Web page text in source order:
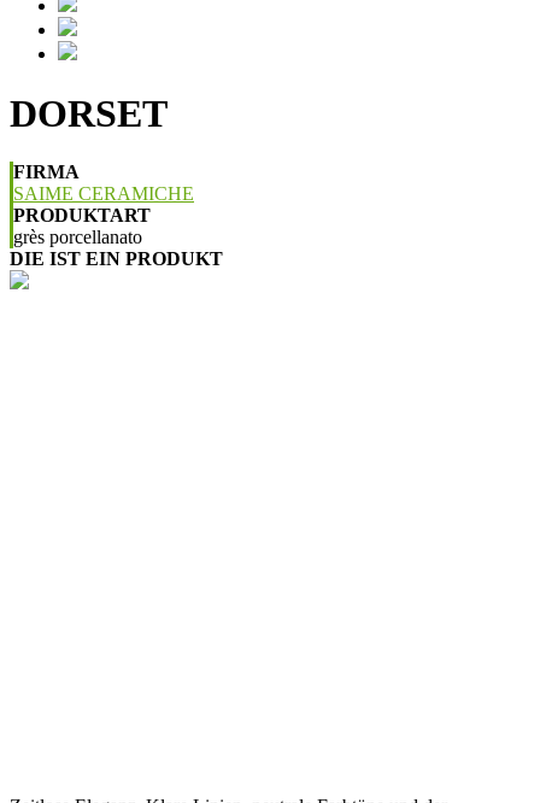
DORSET
FIRMA
SAIME CERAMICHE
PRODUKTART
grès porcellanato
DIE IST EIN PRODUKT